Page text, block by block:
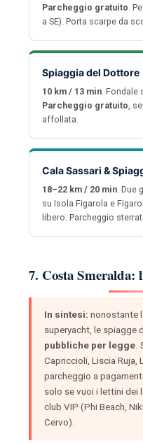
Parcheggio gratuito.
a SE). Porta scarpe da
Spiaggia del Dottore
10 km / 13 min. Fondale
Parcheggio gratuito,
affollata.
Cala Sassari &
18–22 km / 20 min. Due
su Isola Figarola e
libero. Parcheggio
7. Costa Smeralda:
In sintesi: nonostante
superyacht, le spiagge
pubbliche per legge.
Capriccioli, Liscia Ruja,
parcheggio a
solo se vuoi i lettini dei
club VIP (Phi Beach,
Cervo).